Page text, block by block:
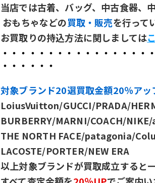
当店では古着、バッグ、中古食器、
おもちゃなどの買取・販売を行って
お買取りの持込方法に関しましては
・・・・・・・・・・・・・・・・
・・・・・・
対象ブランド20選買取金額20％アッ
LoiusVuitton/GUCCI/PRADA/
BURBERRY/MARNI/COACH/
THE NORTH FACE/patagonia/
﻿LACOSTE/PORTER/NEW ERA
以上対象ブランドが買取成立すると